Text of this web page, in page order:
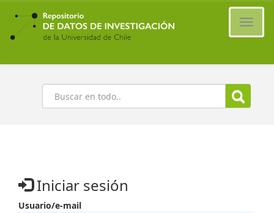
Ir
contenido
principal
Buscar
Iniciar sesión
Usuario/e-mail